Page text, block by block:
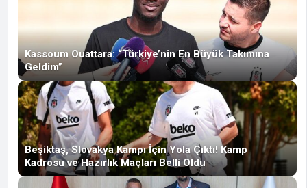
Kassoum Ouattara: “Türkiye’nin En Büyük Takımına
Geldim”
Beşiktaş, Slovakya Kampı İçin Yola Çıktı! Kamp
Kadrosu ve Hazırlık Maçları Belli Oldu